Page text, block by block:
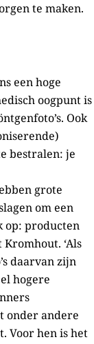
te maken.
een hoge
oogpunt is
Ook
bestralen: je
grote
om een
op: producten
‘Als
daarvan zijn
hogere
onder andere
Voor hen is het